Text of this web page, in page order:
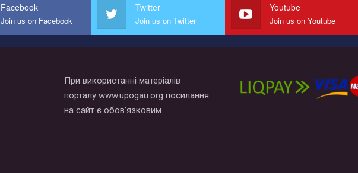
Facebook
Join us on Facebook
Twitter
Join us on Twitter
Youtube
Join us on Youtube
При використанні матеріалів
порталу www.upogau.org посилання
на сайт є обов’язковим.